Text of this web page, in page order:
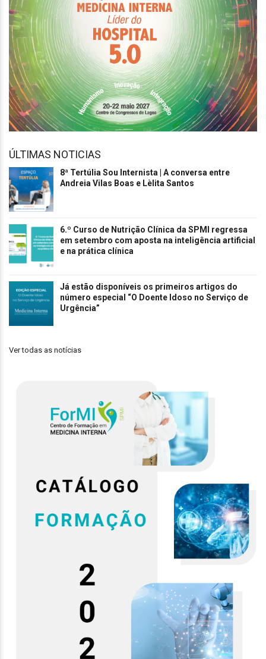
ÚLTIMAS NOTICIAS
8ª Tertúlia Sou Internista | A conversa entre
Andreia Vilas Boas e Lèlita Santos
6.º Curso de Nutrição Clínica da SPMI regressa
em setembro com aposta na inteligência artificial
e na prática clínica
Já estão disponíveis os primeiros artigos do
número especial “O Doente Idoso no Serviço de
Urgência”
Ver todas as notícias